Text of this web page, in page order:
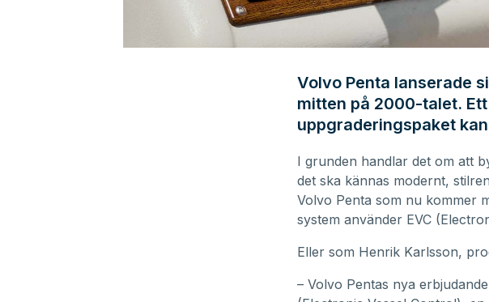
Volvo Penta lanserade
mitten på 2000-talet.
uppgraderingspaket
I grunden handlar det om att
det ska kännas modernt,
Volvo Penta som nu kommer
system använder EVC
Eller som Henrik Karlsson,
– Volvo Pentas nya